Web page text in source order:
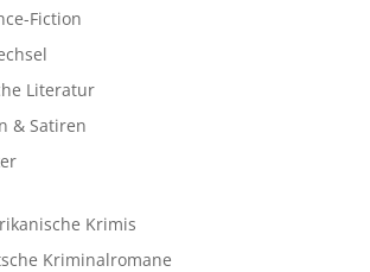
Fiction
Literatur
& Satiren
Krimis
Kriminalromane